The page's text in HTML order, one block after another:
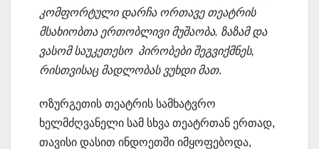
კომფორტული დარჩა ორთავე თეატრის
მსახიობთა ერთობლივი მუშაობა. ზაზამ და
ვასომ საუკეთესო პირობები შეგვიქმნეს,
რისთვისაც მადლობას ვუხდი მათ.
ოზურგეთის თეატრის სამხატვრო
ხელმძღვანელი სამ სხვა თეატრთან ერთად,
თავისი დასით ინდოეთში იმყოფებოდა,